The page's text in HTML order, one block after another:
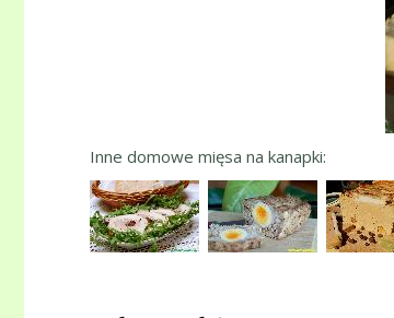
Inne domowe mięsa na kanapki: